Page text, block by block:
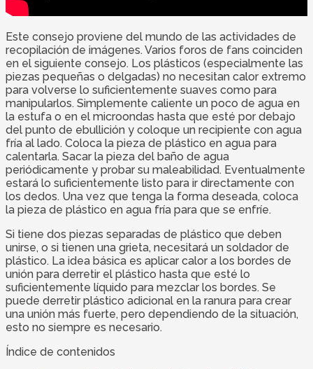
Este consejo proviene del mundo de las actividades de
recopilación de imágenes. Varios foros de fans coinciden
en el siguiente consejo. Los plásticos (especialmente las
piezas pequeñas o delgadas) no necesitan calor extremo
para volverse lo suficientemente suaves como para
manipularlos. Simplemente caliente un poco de agua en
la estufa o en el microondas hasta que esté por debajo
del punto de ebullición y coloque un recipiente con agua
fría al lado. Coloca la pieza de plástico en agua para
calentarla. Sacar la pieza del baño de agua
periódicamente y probar su maleabilidad. Eventualmente
estará lo suficientemente listo para ir directamente con
los dedos. Una vez que tenga la forma deseada, coloca
la pieza de plástico en agua fría para que se enfríe.
Si tiene dos piezas separadas de plástico que deben
unirse, o si tienen una grieta, necesitará un soldador de
plástico. La idea básica es aplicar calor a los bordes de
unión para derretir el plástico hasta que esté lo
suficientemente líquido para mezclar los bordes. Se
puede derretir plástico adicional en la ranura para crear
una unión más fuerte, pero dependiendo de la situación,
esto no siempre es necesario.
Índice de contenidos